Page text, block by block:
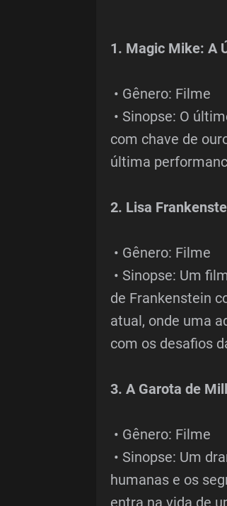
1. Magic Mike: A
• Gênero: Filme
• Sinopse: O
com chave de
última
2. Lisa
• Gênero: Filme
• Sinopse: Um
de Frankenstein
atual, onde uma
com os desafios
3. A Garota de
• Gênero: Filme
• Sinopse: Um
humanas e os
entra na vida de